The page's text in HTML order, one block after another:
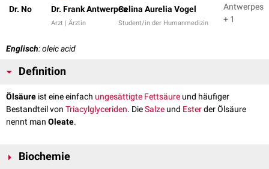
Dr. No Dr. Frank Antwerpes
Arzt | Ärztin
Celina Aurelia Vogel
Student/in der Humanmedizin
Antwerpes
+ 1
Englisch: oleic acid
Definition
Ölsäure ist eine einfach ungesättigte Fettsäure und häufiger
Bestandteil von Triacylglyceriden. DieSalze und Esterder Ölsäure
nennt man Oleate.
Biochemie